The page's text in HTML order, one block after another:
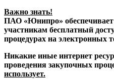
Важно знать!
ПАО «Юнипро»
участникам бесплатный
процедурах на электронных
Никакие иные интернет
проведения закупочных
использует.